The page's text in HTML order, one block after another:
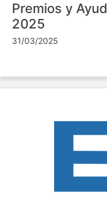
Premios y
2025
31/03/2025